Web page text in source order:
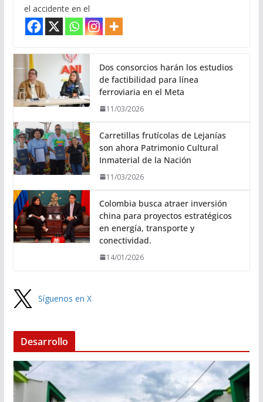
el accidente en el
Dos consorcios harán los estudios
de factibilidad para línea
ferroviaria en el Meta
11/03/2026
Carretillas frutícolas de Lejanías
son ahora Patrimonio Cultural
Inmaterial de la Nación
11/03/2026
Colombia busca atraer inversión
china para proyectos estratégicos
en energía, transporte y
conectividad.
14/01/2026
Síguenos en X
Desarrollo